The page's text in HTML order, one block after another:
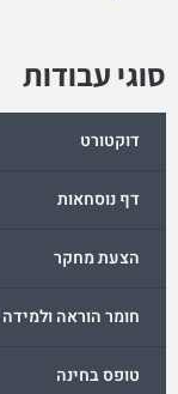
סוגי עבודות
דוקטורט
דף נוסחאות
הצעת מחקר
חומר הוראה ולמידה
טופס בחינה